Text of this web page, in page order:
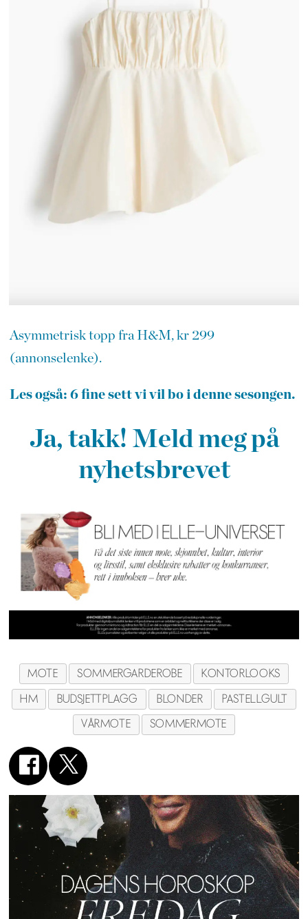
Asymmetrisk topp fra H&M, kr 299
(annonselenke).
Les også: 6 fine sett vi vil bo i denne sesongen.
Ja, takk! Meld meg på
nyhetsbrevet
MOTE SOMMERGARDEROBE
KONTORLOOKS
HM
BUDSJETTPLAGG BLONDER
PASTELLGULT
VÅRMOTE
SOMMERMOTE